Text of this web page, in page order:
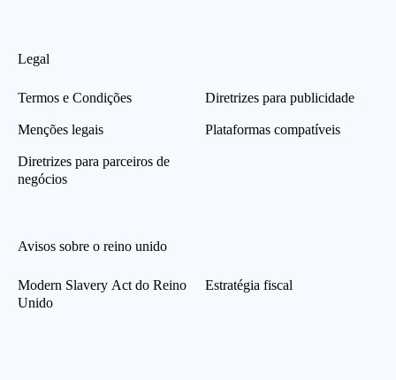
Legal
Termos e Condições
Menções legais
Diretrizes para parceiros de
negócios
Diretrizes para publicidade
Plataformas compatíveis
Avisos sobre o reino unido
Modern Slavery Act do Reino
Unido
Estratégia fiscal